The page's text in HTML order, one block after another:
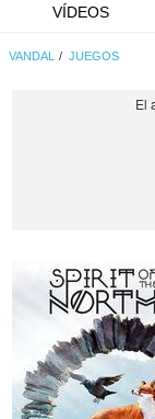
VÍDEOS
VANDAL JUEGOS